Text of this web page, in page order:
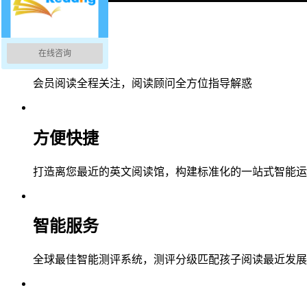
全程答疑
会员阅读全程关注，阅读顾问全方位指导解惑
方便快捷
打造离您最近的英文阅读馆，构建标准化的一站式智能
智能服务
全球最佳智能测评系统，测评分级匹配孩子阅读最近发
在线咨询